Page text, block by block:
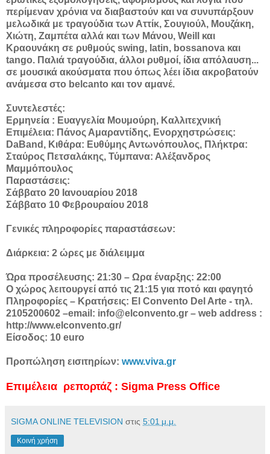
περίμεναν χρόνια να διαβαστούν και να συνυπάρξουν
μελωδικά με τραγούδια των Αττίκ, Σουγιούλ, Μουζάκη,
Χιώτη, Ζαμπέτα αλλά και των Μάνου, Weill και
Κραουνάκη σε ρυθμούς swing, latin, bossanova και
tango. Παλιά τραγούδια, άλλοι ρυθμοί, ίδια απόλαυση...
σε μουσικά ακούσματα που όπως λέει ίδια ακροβατούν
ανάμεσα στο belcanto και τον αμανέ.
Συντελεστές:
Ερμηνεία : Ευαγγελία Μουμούρη, Καλλιτεχνική
Επιμέλεια: Πάνος Αμαραντίδης, Ενορχηστρώσεις:
DaBand, Κιθάρα: Ευθύμης Αντωνόπουλος, Πλήκτρα:
Σταύρος Πετσαλάκης, Τύμπανα: Αλέξανδρος
Μαμμόπουλος
Παραστάσεις:
Σάββατο 20 Ιανουαρίου 2018
Σάββατο 10 Φεβρουραίου 2018
Γενικές πληροφορίες παραστάσεων:
Διάρκεια: 2 ώρες με διάλειμμα
Ώρα προσέλευσης: 21:30 – Ωρα έναρξης: 22:00
Ο χώρος λειτουργεί από τις 21:15 για ποτό και φαγητό
Πληροφορίες – Κρατήσεις: El Convento Del Arte - τηλ.
2105200602 –email: info@elconvento.gr – web address :
http://www.elconvento.gr/
Είσοδος: 10 euro
Προπώληση εισιτηρίων: www.viva.gr
Επιμέλεια ρεπορτάζ : Sigma Press Office
SIGMA ONLINE TELEVISION στις 5:01 μ.μ.
Κοινή χρήση